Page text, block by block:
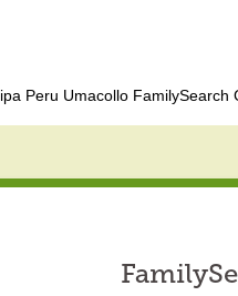
Peru Umacollo FamilySearch